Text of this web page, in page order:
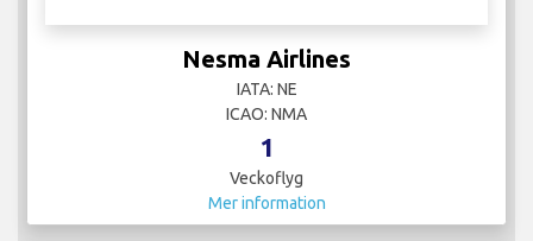
Nesma Airlines
IATA: NE
ICAO: NMA
1
Veckoflyg
Mer information